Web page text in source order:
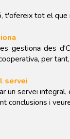
t'ofereix tot el
gestiona des
per
servei
un servei
conclusions i